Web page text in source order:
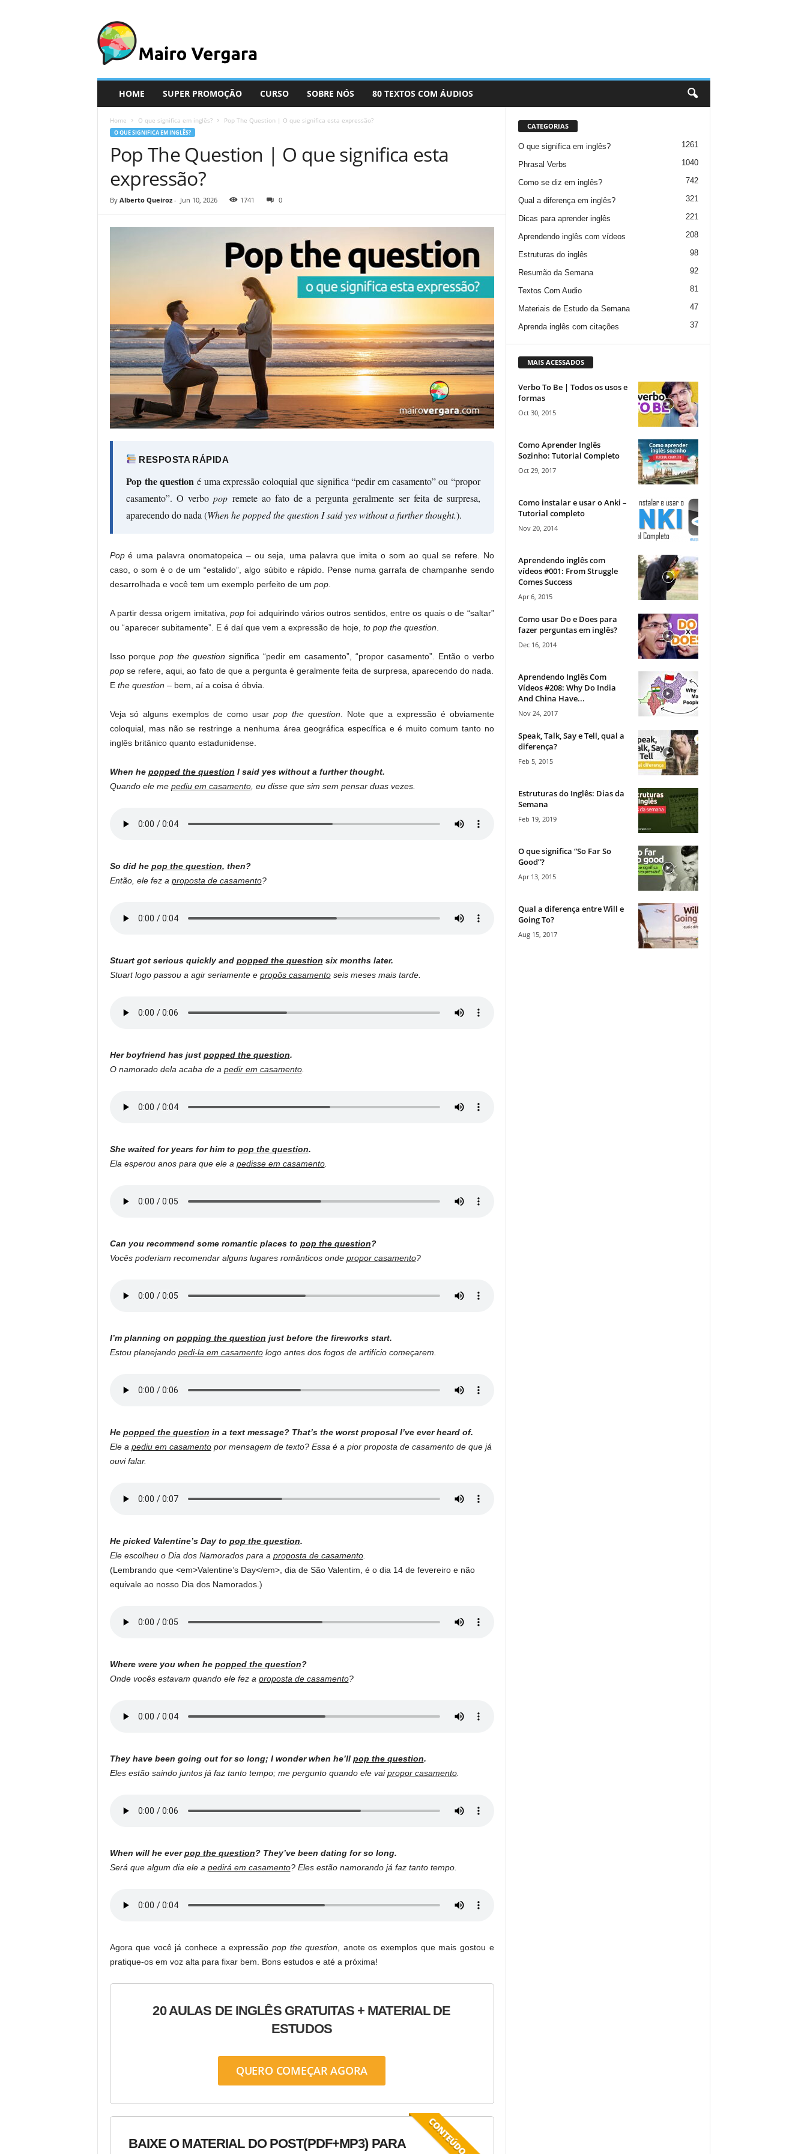
i
r
HOME SUPER PROMOÇÃO CURSO SOBRE NÓS 80 TEXTOS COM ÁUDIOS
Home O que significa em inglês? Pop The Question | O que significa esta expressão?
O QUE SIGNIFICA EM INGLÊS?
Pop The Question | O que significa esta
expressão?
By Alberto Queiroz- Jun 10, 2026 1741 0
RESPOSTA RÁPIDA
Pop the question é uma expressão coloquial que significa “pedir em casamento” ou “propor
casamento”. O verbopop remete ao fato de a pergunta geralmente ser feita de surpresa,
aparecendo do nada (When he popped the question I said yes without a further thought.).
Popé uma palavra onomatopeica – ou seja, uma palavra que imita o som ao qual se refere. No
caso, o som é o de um “estalido”, algo súbito e rápido. Pense numa garrafa de champanhe sendo
desarrolhada e você tem um exemplo perfeito de um pop.
A partir dessa origem imitativa,pop foi adquirindo vários outros sentidos, entre os quais o de “saltar”
ou “aparecer subitamente”. E é daí que vem a expressão de hoje, to pop the question
Isso porquepop the question significa “pedir em casamento”, “propor casamento”. Então o verbo
popse refere, aqui, ao fato de que a pergunta é geralmente feita de surpresa, aparecendo do nada.
E the question – bem, aí a coisa é óbvia.
Veja só alguns exemplos de como usarpop the question . Note que a expressão é obviamente
coloquial, mas não se restringe a nenhuma área geográfica específica e é muito comum tanto no
inglês britânico quanto estadunidense.
When he popped the question I said yes without a further thought.
Quando ele me pediu em casamento, eu disse que sim sem pensar duas vezes.
So did he pop the question, then?
Então, ele fez a proposta de casamento?
Stuart got serious quickly and popped the question six months later.
Stuart logo passou a agir seriamente e propôs casamentoseis meses mais tarde.
Her boyfriend has just popped the question.
O namorado dela acaba de a pedir em casamento.
She waited for years for him to pop the question.
Ela esperou anos para que ele a pedisse em casamento.
Can you recommend some romantic places to pop the question?
Vocês poderiam recomendar alguns lugares românticos onde propor casamento?
I’m planning on popping the question just before the fireworks start.
Estou planejando pedi-la em casamentologo antes dos fogos de artifício começarem.
He popped the question in a text message? That’s the worst proposal I’ve ever heard of.
Ele a pediu em casamentopor mensagem de texto? Essa é a pior proposta de casamento de que já
ouvi falar.
He picked Valentine’s Day to pop the question.
Ele escolheu o Dia dos Namorados para a proposta de casamento.
(Lembrando que <em>Valentine’s Day</em>, dia de São Valentim, é o dia 14 de fevereiro e não
equivale ao nosso Dia dos Namorados.)
Where were you when he popped the question?
Onde vocês estavam quando ele fez a proposta de casamento?
They have been going out for so long; I wonder when he’ll pop the question.
Eles estão saindo juntos já faz tanto tempo; me pergunto quando ele vaipropor casamento.
When will he everpop the question? They’ve been dating for so long.
Será que algum dia ele a pedirá em casamento? Eles estão namorando já faz tanto tempo.
Agora que você já conhece a expressão pop the question , anote os exemplos que mais gostou e
pratique-os em voz alta para fixar bem. Bons estudos e até a próxima!
20 AULAS DE INGLÊS GRATUITAS + MATERIAL DE
ESTUDOS
QUERO COMEÇAR AGORA
BAIXE O MATERIAL DO POST(PDF+MP3) PARA
CATEGORIAS
O que significa em inglês? 1261
Phrasal Verbs 1040
Como se diz em inglês? 742
Qual a diferença em inglês? 321
Dicas para aprender inglês 221
Aprendendo inglês com vídeos 208
Estruturas do inglês 98
Resumão da Semana 92
Textos Com Audio 81
Materiais de Estudo da Semana 47
Aprenda inglês com citações 37
MAIS ACESSADOS
Verbo To Be | Todos os usos e
formas
Oct 30, 2015
Como Aprender Inglês
Sozinho: Tutorial Completo
Oct 29, 2017
Como instalar e usar o Anki –
Tutorial completo
Nov 20, 2014
Aprendendo inglês com
vídeos #001: From Struggle
Comes Success
Apr 6, 2015
Como usar Do e Does para
fazer perguntas em inglês?
Dec 16, 2014
Aprendendo Inglês Com
Vídeos #208: Why Do India
And China Have...
Nov 24, 2017
Speak, Talk, Say e Tell, qual a
diferença?
Feb 5, 2015
Estruturas do Inglês: Dias da
Semana
Feb 19, 2019
O que significa “So Far So
Good”?
Apr 13, 2015
Qual a diferença entre Will e
Going To?
Aug 15, 2017